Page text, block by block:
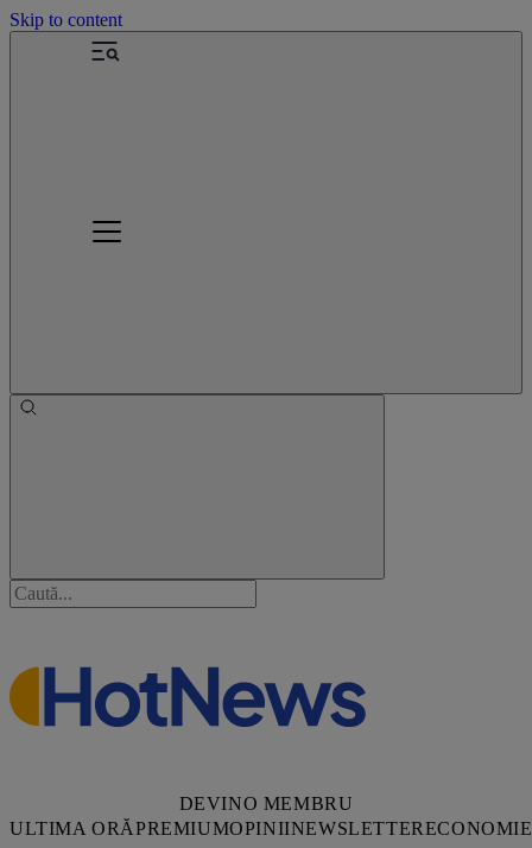
Skip to content
DEVINO MEMBRU
ULTIMA ORĂPREMIUMOPINIINEWSLETTERECONOMIE